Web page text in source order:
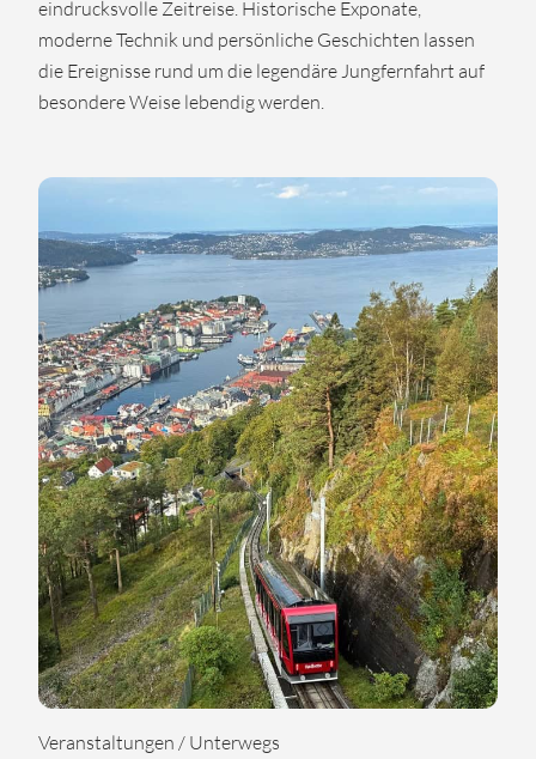
eindrucksvolle Zeitreise. Historische Exponate,
moderne Technik und persönliche Geschichten lassen
die Ereignisse rund um die legendäre Jungfernfahrt auf
besondere Weise lebendig werden.
Veranstaltungen / Unterwegs